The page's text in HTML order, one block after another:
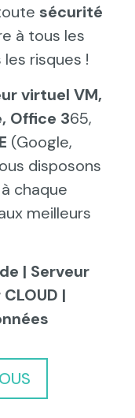
sécurité
à tous les
les risques !
virtuel VM,
Office 365,
(Google,
disposons
chaque
meilleurs
| Serveur
|